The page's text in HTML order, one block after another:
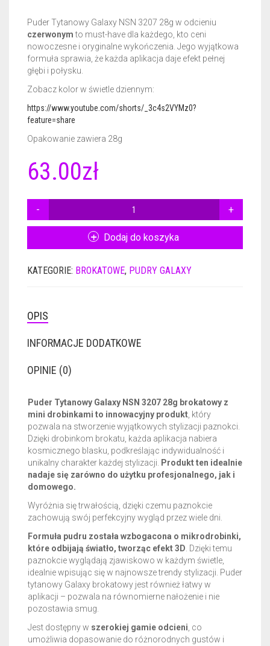
GEL BASE 50ML
ACTIVATOR 50ML
ACTIVATOR POWER 50ML
GEL TOP 50ML
NAIL PREP 15ML
GEL BASE 15ML
GEL BASE + GEL TOP 15ML
GEL BASE DO ZDOBIEŃ 15ML
ACTIVATOR POWER 15ML
BRUSH SAVER 15ML
CERTYFIKATY DERMATOLOGICZNE
AKCESORIA
RÓŻNE AKCESORIA
FREZY
GADŻETY REKLAMOWE
PLAKAT
Puder Tytanowy Galaxy NSN 3207 28g w odcieniu
czerwonymto must-have dla każdego, kto ceni
nowoczesne i oryginalne wykończenia. Jego wyjątkowa
formuła sprawia, że każda aplikacja daje efekt pełnej
głębi i połysku.
Zobacz kolor w świetle dziennym:
https://www.youtube.com/shorts/_3c4s2VYMz0?
feature=share
Opakowanie zawiera 28g
63.00zł
PUDER
3207
Dodaj do koszyka
KATEGORIE: BROKATOWE, PUDRY GALAXY
OPIS
INFORMACJE DODATKOWE
OPINIE (0)
Puder Tytanowy Galaxy NSN 3207 28g brokatowy z
mini drobinkami to innowacyjny produkt , który
pozwala na stworzenie wyjątkowych stylizacji paznokci.
Dzięki drobinkom brokatu, każda aplikacja nabiera
kosmicznego blasku, podkreślając indywidualność i
unikalny charakter każdej stylizacji.
Produkt ten idealnie
nadaje się zarówno do użytku profesjonalnego, jak i
domowego.
Wyróżnia się trwałością, dzięki czemu paznokcie
zachowują swój perfekcyjny wygląd przez wiele dni.
Formuła pudru została wzbogacona o mikrodrobinki,
które odbijają światło, tworząc efekt 3D . Dzięki temu
paznokcie wyglądają zjawiskowo w każdym świetle,
idealnie wpisując się w najnowsze trendy stylizacji. Puder
tytanowy Galaxy brokatowy jest również łatwy w
aplikacji – pozwala na równomierne nałożenie i nie
pozostawia smug.
Jest dostępny w szerokiej gamie odcieni , co
umożliwia dopasowanie do różnorodnych gustów i